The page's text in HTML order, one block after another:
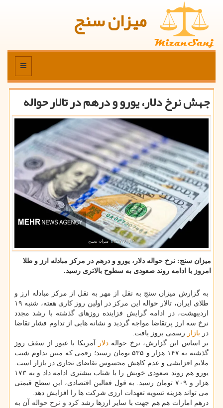
میزان سنج
منو
جهش نرخ دلار، یورو و درهم در تالار حواله
میزان سنج: نرخ حواله دلار، یورو و درهم در مرکز مبادله ارز و طلا
امروز با ادامه روند صعودی به سطوح بالاتری رسید.
به گزارش میزان سنج به نقل از مهر به نقل از مرکز مبادله ارز و
طلای ایران، تالار حواله این مرکز در اولین روز کاری هفته، شنبه ۱۹
اردیبهشت، در ادامه گرایش فزاینده روزهای گذشته با رشد مجدد
نرخ سه ارز پرتقاضا مواجه گردید و نشانه هایی از تداوم فشار تقاضا
در بازار رسمی بروز یافت.
بر اساس این گزارش، نرخ حواله دلار
آمریکا با عبور از سقف روز
گذشته به ۱۴۷ هزار و ۵۳۵ تومان رسید؛ رقمی که مبین تداوم شیب
ملایم افزایشی و عدم کاهش محسوس تقاضای تجاری در بازار است.
یورو هم روند صعودی خویش را با شتاب بیشتری ادامه داد و به ۱۷۳
هزار و ۷۰۹ تومان رسید. به قول فعالین اقتصادی، این سطح قیمتی
می تواند هزینه تسویه تعهدات ارزی شرکت ها را افزایش دهد.
درهم امارات هم هم جهت با سایر ارزها رشد کرد و نرخ حواله آن به